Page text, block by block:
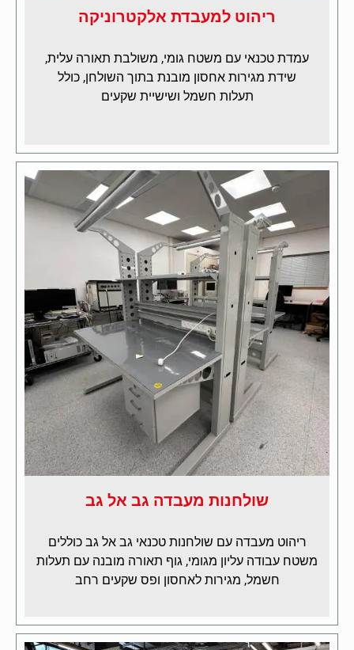
ריהוט למעבדת אלקטרוניקה
עמדת טכנאי עם משטח גומי, משולבת תאורה עלית,
שידת מגירות אחסון מובנת בתוך השולחן, כולל
תעלות חשמל ושישיית שקעים
שולחנות מעבדה גב אל גב
ריהוט מעבדה עם שולחנות טכנאי גב אל גב כוללים
משטח עבודה עליון מגומי, גוף תאורה מובנה עם תעלות
חשמל, מגירות לאחסון ופס שקעים רחב